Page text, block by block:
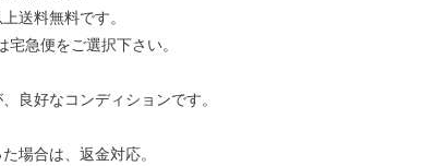
送料無料です。
急便をご選択下さい。
良好なコンディションです。
場合は、返金対応。